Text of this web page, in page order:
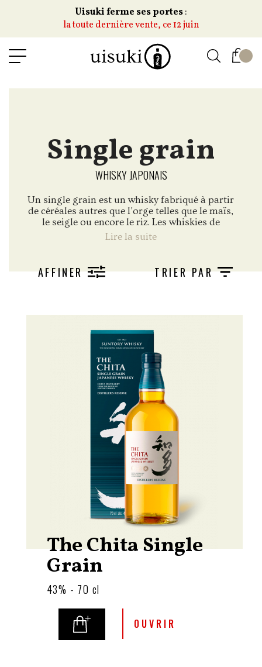
Uisuki ferme ses portes:
la toute dernière vente, ce 12 juin
Single grain
WHISKY JAPONAIS
Un single grain est un whisky fabriqué à partir
de céréales autres que l'orge telles que le maïs,
le seigle ou encore le riz. Les whiskies de
grains sont en majorité utilisés pour
single grain. Les plus célèbres représentants
de cette catégorie de whiskies sont les
provenant tous d'une seule distillerie.
Lire la suite
AFFINER TRIER PAR
The Chita Single
Grain
43% - 70 cl
OUVRIR